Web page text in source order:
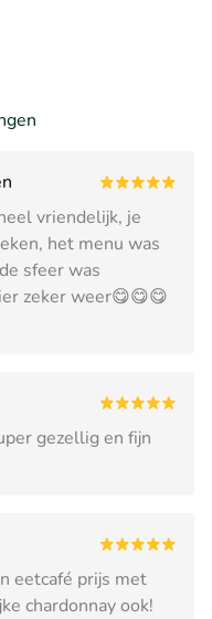
vriendelijk, je
het menu was
sfeer was
zeker weer😋😋😋
gezellig en fijn
eetcafé prijs met
chardonnay ook!